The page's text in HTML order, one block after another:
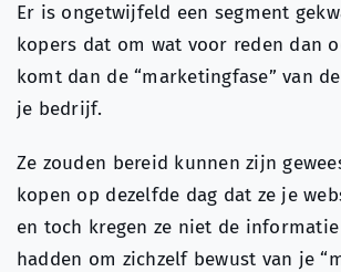
Er is ongetwijfeld een segment
kopers dat om wat voor reden dan
komt dan de “marketingfase” van
je bedrijf.
Ze zouden bereid kunnen zijn
kopen op dezelfde dag dat ze je
en toch kregen ze niet de
hadden om zichzelf bewust van je